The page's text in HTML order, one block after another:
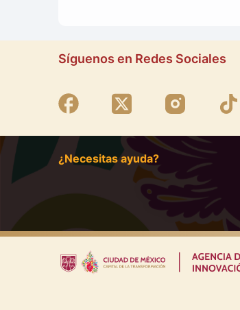
Síguenos en Redes Sociales
¿Necesitas ayuda?